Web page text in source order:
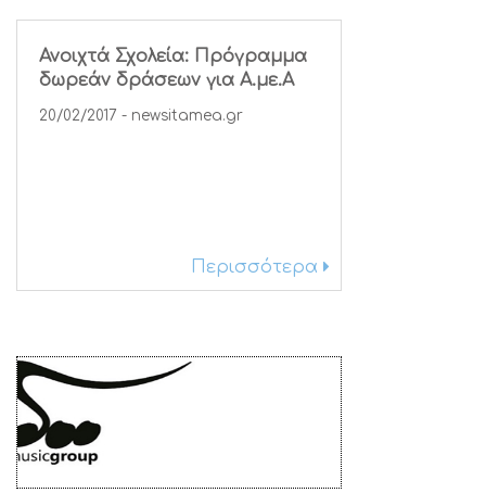
Ανοιχτά Σχολεία: Πρόγραμμα
δωρεάν δράσεων για Α.με.Α
20/02/2017 - newsitamea.gr
Περισσότερα